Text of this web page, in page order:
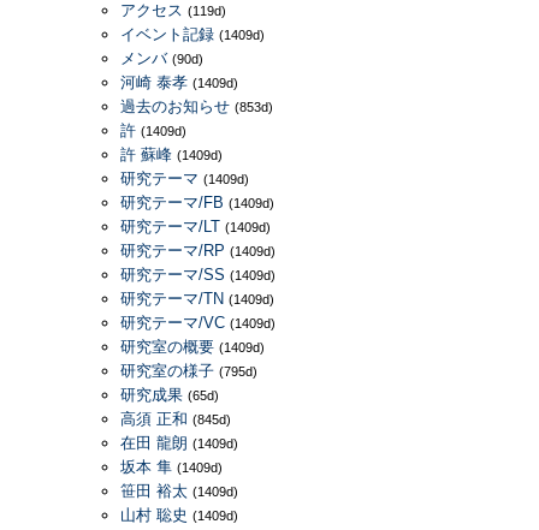
アクセス (119d)
イベント記録 (1409d)
メンバ (90d)
河崎 泰孝 (1409d)
過去のお知らせ (853d)
許 (1409d)
許 蘇峰 (1409d)
研究テーマ (1409d)
研究テーマ/FB (1409d)
研究テーマ/LT (1409d)
研究テーマ/RP (1409d)
研究テーマ/SS (1409d)
研究テーマ/TN (1409d)
研究テーマ/VC (1409d)
研究室の概要 (1409d)
研究室の様子 (795d)
研究成果 (65d)
高須 正和 (845d)
在田 龍朗 (1409d)
坂本 隼 (1409d)
笹田 裕太 (1409d)
山村 聡史 (1409d)